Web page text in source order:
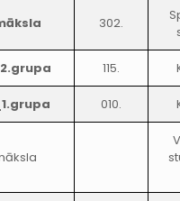
302.
115.
010.